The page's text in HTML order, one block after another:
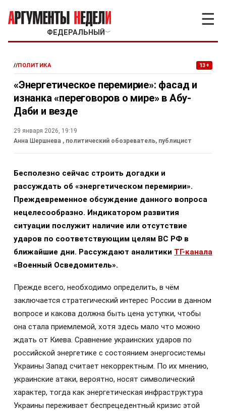
ФЕДЕРАЛЬНЫЙ ﹀
☰
//ПОЛИТИКА 13+
«Энергетическое перемирие»: фасад и
изнанка «переговоров о мире» в Абу-
Даби и везде
29 января 2026, 19:19
Анна Шершнева , политический обозреватель, публицист
Бесполезно сейчас строить догадки и
рассуждать об «энергетическом перемирии».
Преждевременное обсуждение данного вопроса
нецелесообразно. Индикатором развития
ситуации послужит наличие или отсутствие
ударов по соответствующим целям ВС РФ в
ближайшие дни. Рассуждают аналитики ТГ-канала
«Военный Осведомитель».
Прежде всего, необходимо определить, в чём
заключается стратегический интерес России в данном
вопросе и какова должна быть цена уступки, чтобы
она стала приемлемой, хотя здесь мало что можно
ждать от Киева. Сравнение украинских ударов по
российской энергетике с состоянием энергосистемы
Украины Запад считает некорректным. По их мнению,
украинские атаки, вероятно, носят символический
характер, тогда как энергетическая инфраструктура
Украины переживает беспрецедентный кризис этой